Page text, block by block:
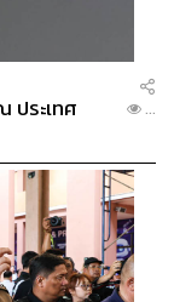
ประเทศ
...